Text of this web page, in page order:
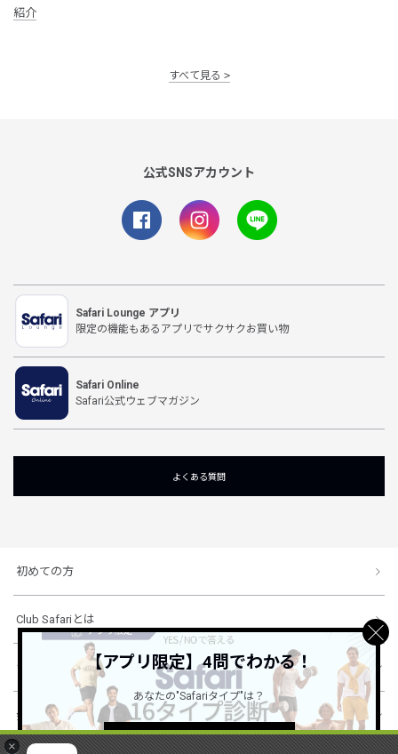
×
紹介
すべて見る
公式SNSアカウント
Safari Lounge アプリ
限定の機能もあるアプリでサクサクお買い物
Safari Online
Safari公式ウェブマガジン
よくある質問
初めての方
Club Safariとは
ショッピングガイド
会社概要・規約
【アプリ限定】4問でわかる！
あなたの"Safariタイプ"は？
詳しくはこちら ＞